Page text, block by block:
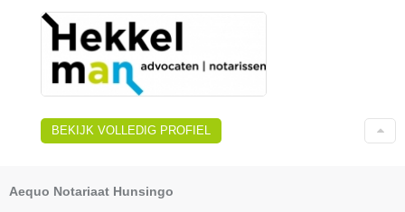
BEKIJK VOLLEDIG PROFIEL
Aequo Notariaat Hunsingo